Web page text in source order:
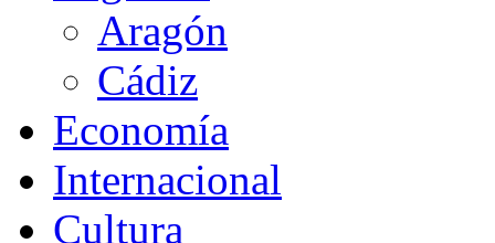
Aragón
Cádiz
Economía
Internacional
Cultura